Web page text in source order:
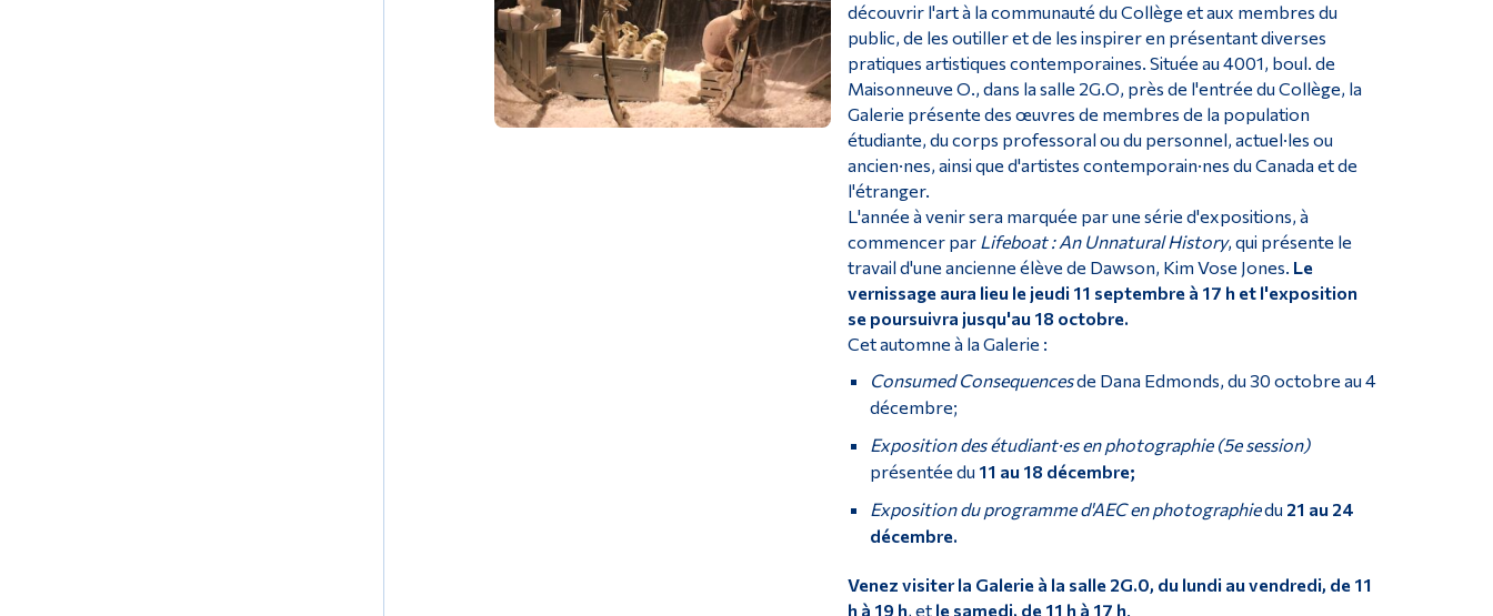
découvrir l'art à la communauté du Collège et aux membres du
public, de les outiller et de les inspirer en présentant diverses
pratiques artistiques contemporaines. Située au 4001, boul. de
Maisonneuve O., dans la salle 2G.O, près de l'entrée du Collège, la
Galerie présente des œuvres de membres de la population
étudiante, du corps professoral ou du personnel, actuel·les ou
ancien·nes, ainsi que d'artistes contemporain·nes du Canada et de
l'étranger.
L'année à venir sera marquée par une série d'expositions, à
commencer par Lifeboat : An Unnatural History, qui présente le
travail d'une ancienne élève de Dawson, Kim Vose Jones. Le
vernissage aura lieu le jeudi 11 septembre à 17 h et l'exposition
se poursuivra jusqu'au 18 octobre.
Cet automne à la Galerie :
Consumed Consequencesde Dana Edmonds, du 30 octobre au 4
décembre;
Exposition des étudiant·es en photographie (5e session)
présentée du 11 au 18 décembre;
Exposition du programme d'AEC en photographiedu 21 au 24
décembre.
Venez visiter la Galerie à la salle 2G.0, du lundi au vendredi, de 11
h à 19 h, et le samedi, de 11 h à 17 h.